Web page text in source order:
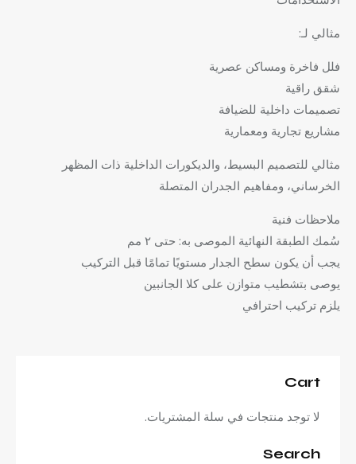
مثالي لـ:
فلل فاخرة ومساكن عصرية
شقق راقية
تصميمات داخلية للضيافة
مشاريع تجارية ومعمارية
مثالي للتصميم البسيط، والديكورات الداخلية ذات المظهر
الخرساني، ومفاهيم الجدران المتصلة
ملاحظات فنية
سُمك الطبقة النهائية الموصى به: حتى ٢ مم
يجب أن يكون سطح الجدار مستويًا تمامًا قبل التركيب
يوصى بتشطيب متوازن على كلا الجانبين
يلزم تركيب احترافي
Cart
لا توجد منتجات في سلة المشتريات.
Search